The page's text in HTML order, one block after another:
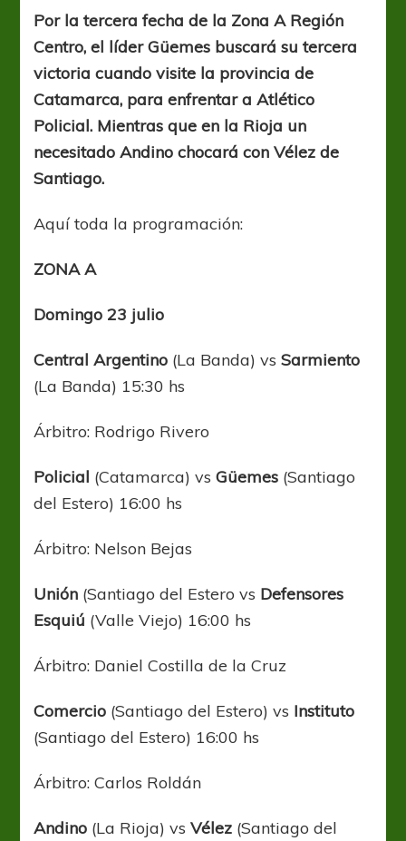
su
tercera
victoria,
Racing
quiere
volver
al
triunfo
Por la tercera fecha de la Zona A Región
Centro, el líder Güemes buscará su tercera
victoria cuando visite la provincia de
Catamarca, para enfrentar a Atlético
Policial. Mientras que en la Rioja un
necesitado Andino chocará con Vélez de
Santiago.
Aquí toda la programación:
ZONA A
Domingo 23 julio
Central Argentino (La Banda) vsSarmiento
(La Banda) 15:30 hs
Árbitro: Rodrigo Rivero
Policial (Catamarca) vsGüemes (Santiago
del Estero) 16:00 hs
Árbitro: Nelson Bejas
Unión (Santiago del Estero vs Defensores
Esquiú (Valle Viejo) 16:00 hs
Árbitro: Daniel Costilla de la Cruz
Comercio (Santiago del Estero) vs Instituto
(Santiago del Estero) 16:00 hs
Árbitro: Carlos Roldán
Andino (La Rioja) vs Vélez (Santiago del